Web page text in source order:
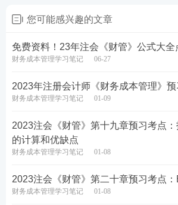
“好题”
6套专项试卷
“好练”—VIP题库+教辅：专享
纸质版《章节真题汇编》
“好学”—200次/科答疑：8小时
决难题盲区，锁分效果加倍
“好价”—3380元实力通关：5
重学服务，市场价4999+，同质
点击试听-注册会计师精
您可能感兴趣的文章
免费资料！23年注会《财管》公式大全
财务成本管理学习笔记 06-27
2023年注册会计师《财务成本管理》
财务成本管理学习笔记 01-09
2023注会《财管》第十九章预习考点
的计算和优缺点
财务成本管理学习笔记 01-08
2023注会《财管》第二十章预习考点
财务成本管理学习笔记 01-08